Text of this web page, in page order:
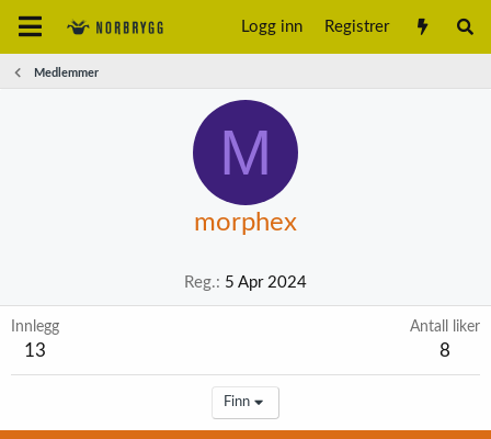
Logg inn Registrer
Medlemmer
M
morphex
Reg. 5 Apr 2024
Innlegg
13
Antall liker
8
Finn